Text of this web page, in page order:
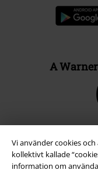
Vi använder cookies
kollektivt kallade
information om
A